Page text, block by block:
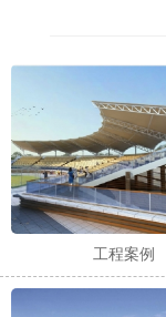
工程案例